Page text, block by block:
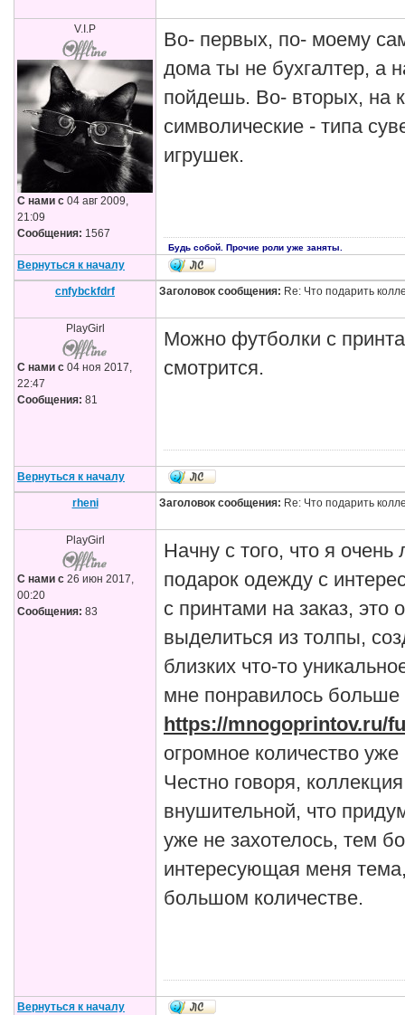
V.I.P
С нами с 04 авг 2009,
21:09
Сообщения: 1567
Во- первых, по- моему
дома ты не бухгалтер, а
пойдешь. Во- вторых, на
символические - типа
игрушек.
Будь собой. Прочие роли уже заняты.
Вернуться к началу
cnfybckfdrf Заголовок сообщения: Re: Что подарить
PlayGirl
С нами с 04 ноя 2017,
22:47
Сообщения: 81
Можно футболки с
смотрится.
Вернуться к началу
rheni Заголовок сообщения: Re: Что подарить
PlayGirl
С нами с 26 июн 2017,
00:20
Сообщения: 83
Начну с того, что я
подарок одежду с
с принтами на заказ, это
выделиться из толпы,
близких что-то
мне понравилось больше
https://mnogoprintov.ru/
огромное количество
Честно говоря,
внушительной, что
уже не захотелось, тем
интересующая меня
большом количестве.
Вернуться к началу